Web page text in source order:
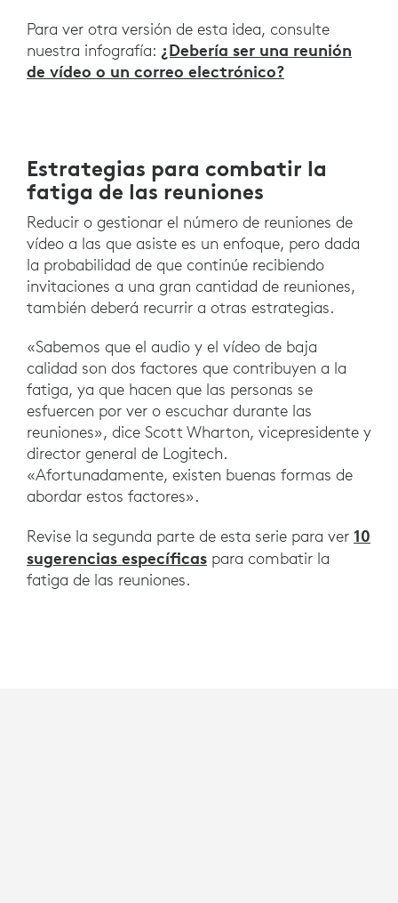
Para ver otra versión de esta idea, consulte
nuestra infografía: ¿Debería ser una reunión
de vídeo o un correo electrónico?
Estrategias para combatir la
fatiga de las reuniones
Reducir o gestionar el número de reuniones de
vídeo a las que asiste es un enfoque, pero dada
la probabilidad de que continúe recibiendo
invitaciones a una gran cantidad de reuniones,
también deberá recurrir a otras estrategias.
«Sabemos que el audio y el vídeo de baja
calidad son dos factores que contribuyen a la
fatiga, ya que hacen que las personas se
esfuercen por ver o escuchar durante las
reuniones», dice Scott Wharton, vicepresidente y
director general de Logitech.
«Afortunadamente, existen buenas formas de
abordar estos factores».
Revise la segunda parte de esta serie para ver 10
sugerencias específicas para combatir la
fatiga de las reuniones.